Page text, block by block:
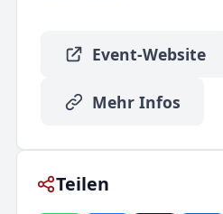
Event-Website
Mehr Infos
Teilen